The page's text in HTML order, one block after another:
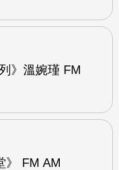
》溫婉瑾 FM
》 FM AM